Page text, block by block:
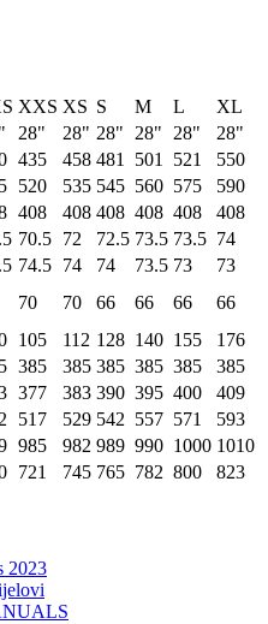
XXS XS S M L
XL
28" 28" 28" 28" 28"
28"
435 458 481 501 521
550
520 535 545 560 575
590
408 408 408 408 408
408
70.5 72 72.5 73.5 73.5 74
74.5 74 74 73.5 73
73
70 70 66 66 66
66
105 112 128 140 155
176
385 385 385 385 385
385
377 383 390 395 400
409
517 529 542 557 571
593
985 982 989 990 1000 1010
721 745 765 782 800 823
2023